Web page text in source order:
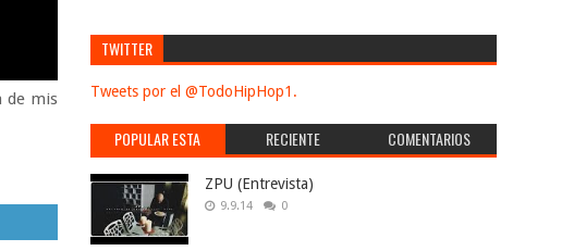
de mis
TWITTER
Tweets por el @TodoHipHop1.
POPULAR ESTA
SEMANA
RECIENTE COMENTARIOS
ZPU (Entrevista)
9.9.14 0